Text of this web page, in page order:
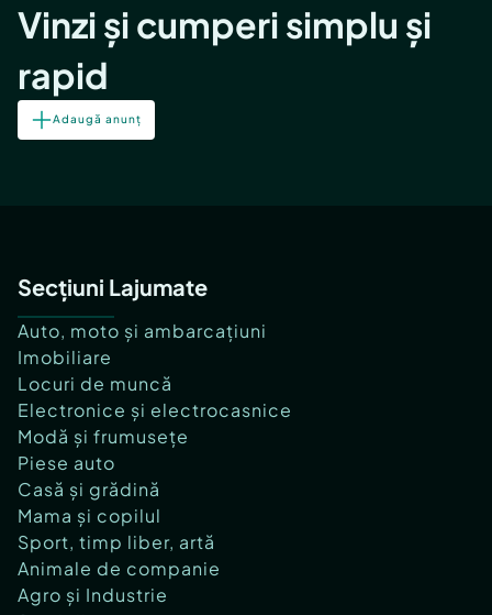
Vinzi și cumperi simplu și
rapid
Adaugă anunț
Secțiuni Lajumate
Auto, moto și ambarcațiuni
Imobiliare
Locuri de muncă
Electronice și electrocasnice
Modă și frumusețe
Piese auto
Casă și grădină
Mama și copilul
Sport, timp liber, artă
Animale de companie
Agro și Industrie